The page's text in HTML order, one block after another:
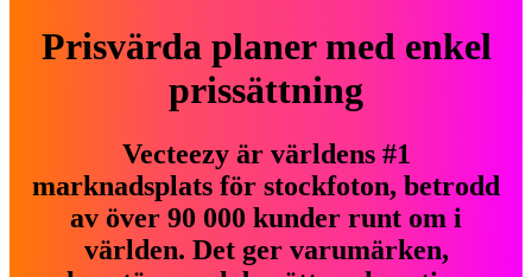
Prisvärda planer med enkel
prissättning
Vecteezy är världens #1
marknadsplats för stockfoton, betrodd
av över 90 000 kunder runt om i
världen. Det ger varumärken,